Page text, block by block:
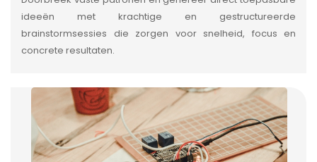
ideeën met krachtige en gestructureerde
brainstormsessies die zorgen voor snelheid, focus en
concrete resultaten.